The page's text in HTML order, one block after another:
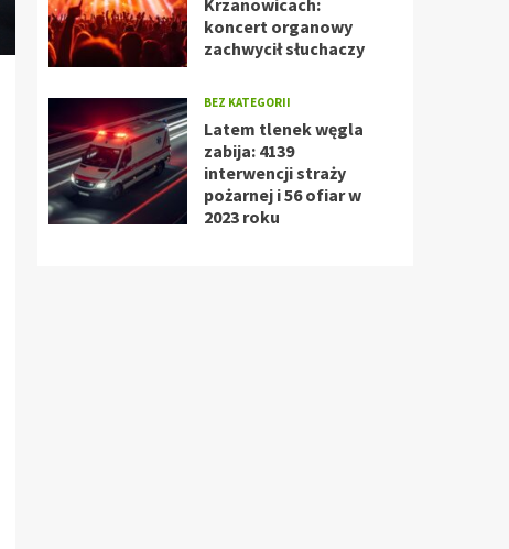
Krzanowicach:
koncert organowy
zachwycił słuchaczy
BEZ KATEGORII
Latem tlenek węgla
zabija: 4139
interwencji straży
pożarnej i 56 ofiar w
2023 roku